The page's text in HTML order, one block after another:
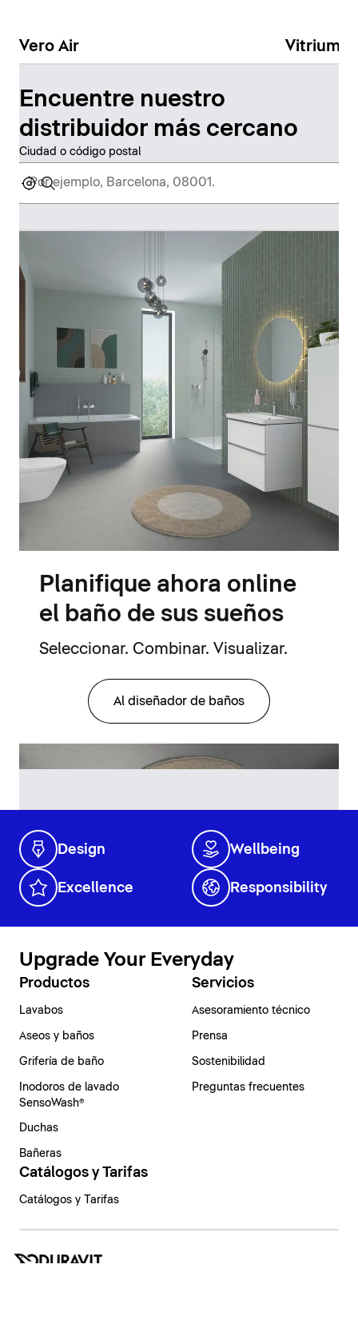
Vero Air Vitrium
Encuentre nuestro
distribuidor más cercano
Ciudad o código postal
Planifique ahora online
el baño de sus sueños
Seleccionar. Combinar. Visualizar.
Al diseñador de baños
Design Wellbeing
Excellence Responsibility
Upgrade Your Everyday
Productos
Lavabos
Aseos y baños
Grifería de baño
Inodoros de lavado
SensoWash®
Duchas
Bañeras
Servicios
Asesoramiento técnico
Prensa
Sostenibilidad
Preguntas frecuentes
Catálogos y Tarifas
Catálogos y Tarifas